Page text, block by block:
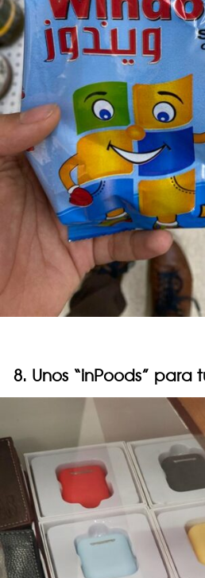
8. Unos “inPoods” para